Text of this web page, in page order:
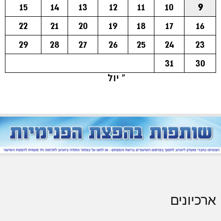
9
10
11
12
13
14
15
16
17
18
19
20
21
22
23
24
25
26
27
28
29
30
31
« יול
ארכיונים